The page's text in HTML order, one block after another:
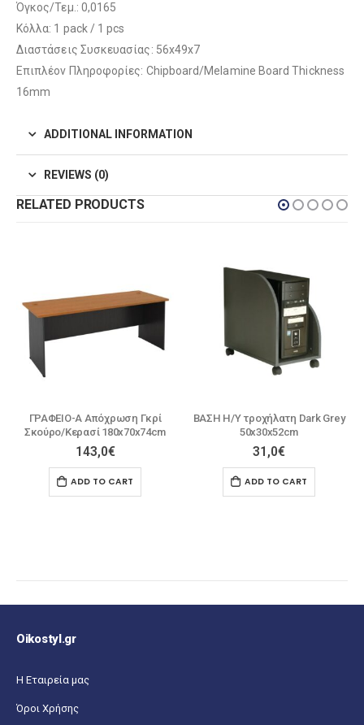
Όγκος/Τεμ.: 0,0165
Κόλλα: 1 pack / 1 pcs
Διαστάσεις Συσκευασίας: 56x49x7
Επιπλέον Πληροφορίες: Chipboard/Melamine Board Thickness
16mm
ADDITIONAL INFORMATION
REVIEWS (0)
RELATED PRODUCTS
ΒΑΣΗ Η/Υ τροχήλατη Dark Grey
50x30x52cm
31,0€
ADD TO CART
PROLINE Reception – Γραφείο
Απόχρωση Καρυδί Δρυς –
Μαύρο 180x75x110cm
393,0€
ADD TO CART
Oikostyl.gr
Η Εταιρεία μας
Όροι Χρήσης